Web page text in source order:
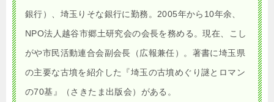
銀行）、埼玉りそな銀行に勤務。2005年から10年余、
NPO法人越谷市郷土研究会の会長を務める。現在、こし
がや市民活動連合会副会長（広報兼任）。著書に埼玉県
の主要な古墳を紹介した『埼玉の古墳めぐり謎とロマン
の70基』（さきたま出版会）がある。